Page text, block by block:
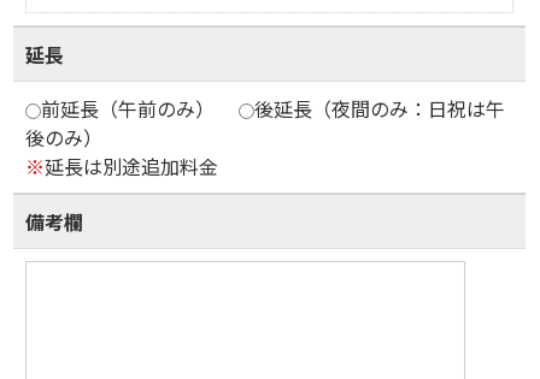
延長
前延長（午前のみ）
後延長（夜間のみ：日祝は午
後のみ）
※延長は別途追加料金
備考欄